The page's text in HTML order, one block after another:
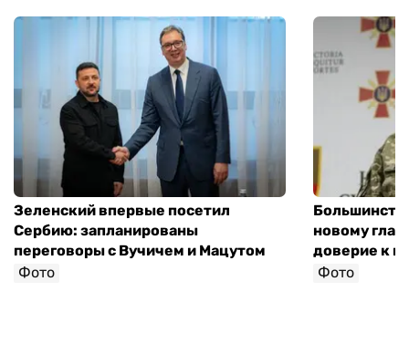
Зеленский впервые посетил
Сербию: запланированы
переговоры с Вучичем и Мацутом
Фото
новому
доверие к
Фото